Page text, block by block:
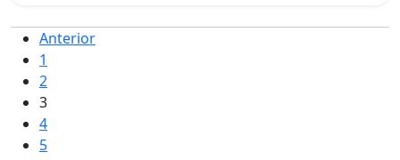
Anterior
1
2
3
4
5